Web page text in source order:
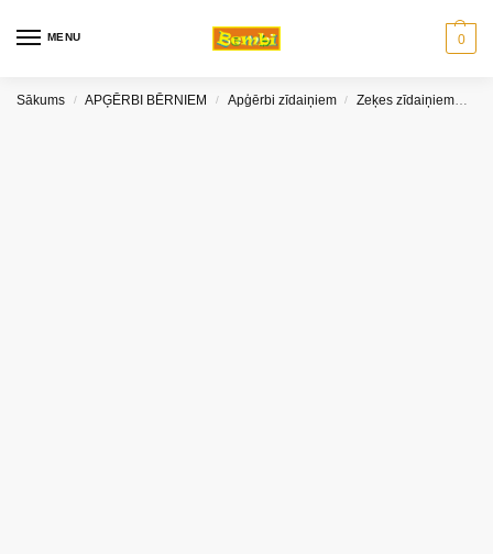
MENU 0
Sākums / APĢĒRBI BĒRNIEM / Apģērbi zīdaiņiem / Zeķes zīdaiņiem